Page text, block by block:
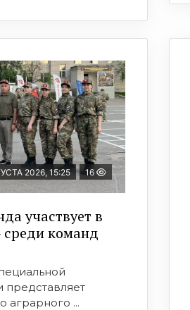
2026, 15:25 16
участвует в
среди команд
представляет
аграрного ...